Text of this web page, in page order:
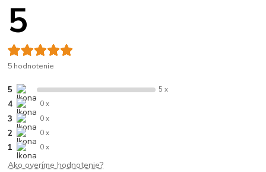
5
5 hodnotenie
5 5 x
4 0 x
3 0 x
2 0 x
1 0 x
Ako overíme hodnotenie?